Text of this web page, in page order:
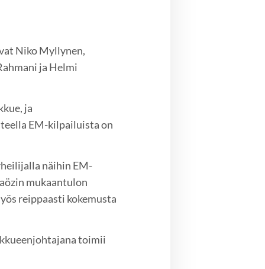
Niko Myllynen,
ja Helmi
ja
EM-kilpailuista on
näihin EM-
mukaantulon
reippaasti kokemusta
toimii